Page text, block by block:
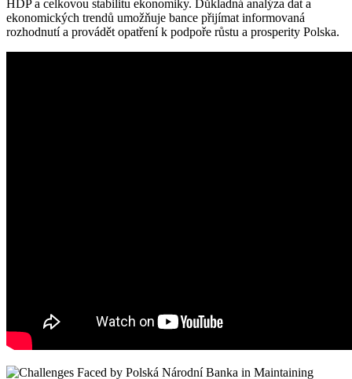
HDP a ‍celkovou stabilitu‍ ekonomiky. Důkladná analýza‌ dat ‌a
ekonomických trendů umožňuje bance‌ přijímat informovaná⁤
rozhodnutí ⁤a provádět opatření k podpoře růstu a prosperity Polska.